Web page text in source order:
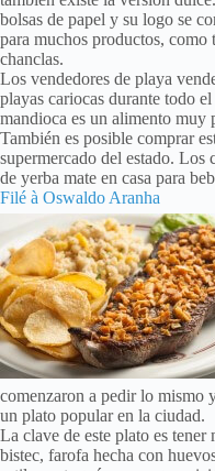
bolsas de papel y su logo se
para muchos productos, como
chanclas.
Los vendedores de playa
playas cariocas durante todo
mandioca es un alimento muy
También es posible comprar
supermercado del estado. Los
de yerba mate en casa para
Filé à Oswaldo Aranha
comenzaron a pedir lo mismo
un plato popular en la ciudad.
La clave de este plato es
bistec, farofa hecha con